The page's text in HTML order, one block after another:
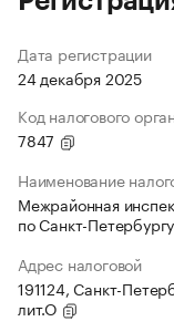
Дата регистрации
24 декабря 2025
Код налогового
7847
Наименование
Межрайонная
по Санкт-Петербургу
Адрес налоговой
191124, Санкт-
лит.О